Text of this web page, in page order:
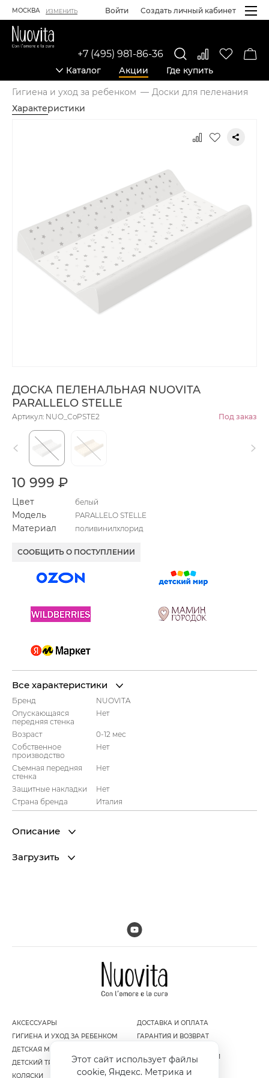
МОСКВА ИЗМЕНИТЬ Войти Создать личный кабинет
Каталог Акции Где купить
+7 (495) 981-86-36
Гигиена и уход за ребенком
Доски для пеленания
Характеристики
ДОСКА ПЕЛЕНАЛЬНАЯ NUOVITA
PARALLELO STELLE
Артикул: NUO_CoPSTE2 Под заказ
10 999 ₽
Цвет белый
Модель PARALLELO STELLE
Материал поливинилхлорид
СООБЩИТЬ О ПОСТУПЛЕНИИ
Все характеристики
Бренд
NUOVITA
Опускающаяся
передняя стенка
Нет
Возраст
0-12 мес
Собственное
производство
Нет
Съемная передняя
стенка
Нет
Защитные накладки
Нет
Страна бренда
Италия
Описание
Загрузить
АКСЕССУАРЫ
ГИГИЕНА И УХОД ЗА РЕБЕНКОМ
ДЕТСКАЯ МЕБЕЛЬ
ДЕТСКИЙ ТРАНСПОРТ
КОЛЯСКИ
ДОСТАВКА И ОПЛАТА
ГАРАНТИЯ И ВОЗВРАТ
КОНФИДЕНЦИАЛЬНОСТИ
ПУБЛИЧНАЯ ОФЕРТА
Этот сайт использует файлы
cookie, Яндекс. Метрика и